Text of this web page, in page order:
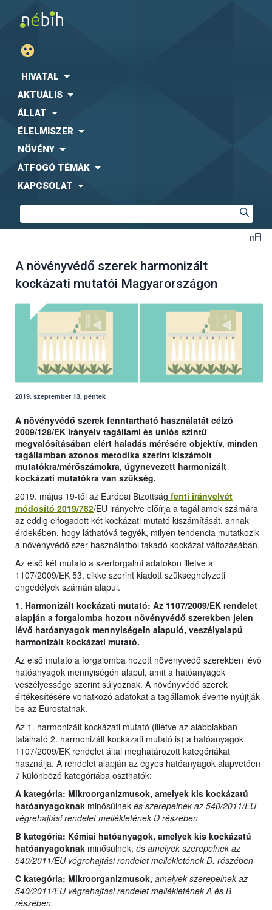
HIVATAL
AKTUÁLIS
ÁLLAT
ÉLELMISZER
NÖVÉNY
ÁTFOGÓ TÉMÁK
KAPCSOLAT
A növényvédő szerek harmonizált
kockázati mutatói Magyarországon
2019. szeptember 13, péntek
A növényvédő szerek fenntartható használatát célzó
2009/128/EK irányelv tagállami és uniós szintű
megvalósításában elért haladás mérésére objektív, minden
tagállamban azonos metodika szerint kiszámolt
mutatókra/mérőszámokra, úgynevezett harmonizált
kockázati mutatókra van szükség.
2019. május 19-től az Európai Bizottság fenti irányelvét
módosító 2019/782/EU irányelve előírja a tagállamok számára
az eddig elfogadott két kockázati mutató kiszámítását, annak
érdekében, hogy láthatóvá tegyék, milyen tendencia mutatkozik
a növényvédő szer használatból fakadó kockázat változásában.
Az első két mutató a szerforgalmi adatokon illetve a
1107/2009/EK 53. cikke szerint kiadott szükséghelyzeti
engedélyek számán alapul.
1. Harmonizált kockázati mutató: Az 1107/2009/EK rendelet
alapján a forgalomba hozott növényvédő szerekben jelen
lévő hatóanyagok mennyiségein alapuló, veszélyalapú
harmonizált kockázati mutató.
Az első mutató a forgalomba hozott növényvédő szerekben lévő
hatóanyagok mennyiségén alapul, amit a hatóanyagok
veszélyessége szerint súlyoznak. A növényvédő szerek
értékesítésére vonatkozó adatokat a tagállamok évente nyújtják
be az Eurostatnak.
Az 1. harmonizált kockázati mutató (illetve az alábbiakban
található 2. harmonizált kockázati mutató is) a hatóanyagok
1107/2009/EK rendelet által meghatározott kategóriákat
használja. A rendelet alapján az egyes hatóanyagok alapvetően
7 különböző kategóriába oszthatók:
A kategória: Mikroorganizmusok, amelyek kis kockázatú
hatóanyagoknak minősülnek és szerepelnek az 540/2011/EU
végrehajtási rendelet mellékletének D részében
B kategória: Kémiai hatóanyagok, amelyek kis kockázatú
hatóanyagoknak minősülnek, és amelyek szerepelnek az
540/2011/EU végrehajtási rendelet mellékletének D. részében
C kategória: Mikroorganizmusok, amelyek szerepelnek az
540/2011/EU végrehajtási rendelet mellékletének A és B
részében.